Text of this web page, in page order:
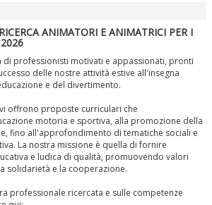
InBlu2000 traccia il bilancio della stagione
ANIMATORI E ANIMATRICI PER I
di professionisti motivati e appassionati, pronti
delle nostre attività estive all'insegna
e del divertimento.
offrono proposte curriculari che
motoria e sportiva, alla promozione della
fino all'approfondimento di tematiche sociali e
La nostra missione è quella di fornire
e ludica di qualità, promuovendo valori
solidarietà e la cooperazione.
professionale ricercata e sulle competenze